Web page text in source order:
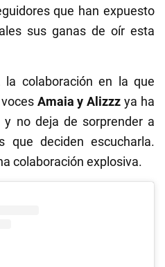
que han expuesto
sus ganas de oír esta
la colaboración en la que
Amaia y Alizzz ya ha
no deja de sorprender a
que deciden escucharla.
colaboración explosiva.